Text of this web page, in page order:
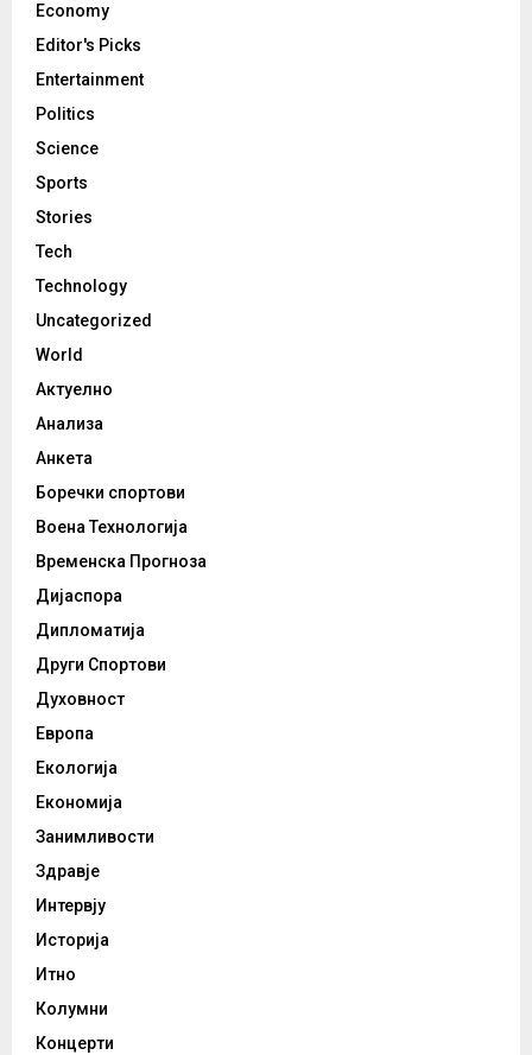
Economy
Editor's Picks
Entertainment
Politics
Science
Sports
Stories
Tech
Technology
Uncategorized
World
Актуелно
Анализа
Анкета
Боречки спортови
Воена Технологија
Временска Прогноза
Дијаспора
Дипломатија
Други Спортови
Духовност
Европа
Екологија
Економија
Занимливости
Здравје
Интервју
Историја
Итно
Колумни
Концерти